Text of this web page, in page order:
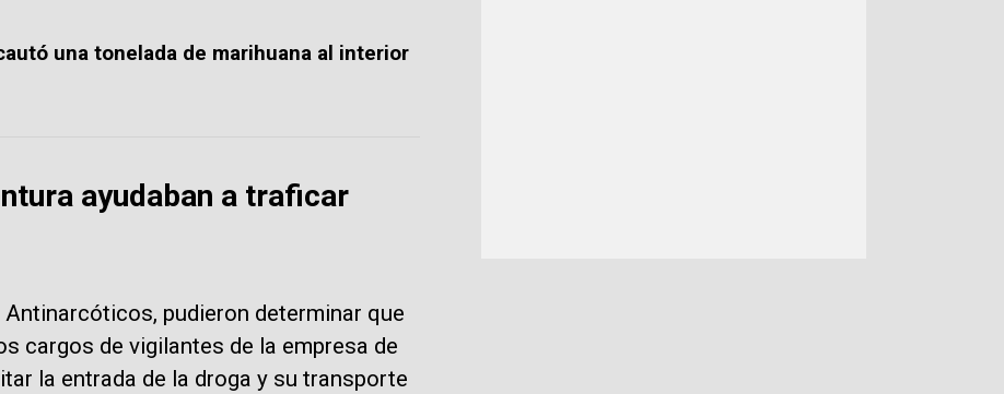
una tonelada de marihuana al interior
ayudaban a traficar
pudieron determinar que
cargos de vigilantes de la empresa de
la entrada de la droga y su transporte